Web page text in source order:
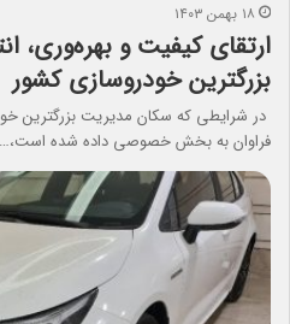
۱۸ بهمن ۱۴۰۳
ارتقای کیفیت و بهره‌وری،
بزرگترین خودروسازی کشور
در شرایطی که سکان مدیریت بزرگترین
فراوان به بخش خصوصی داده شده است،…